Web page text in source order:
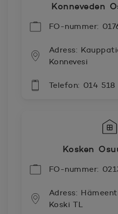
Konneveden
FO-nummer:
Adress:
Konnevesi
Telefon: 014 518
Kosken
FO-nummer:
Adress:
Koski TL